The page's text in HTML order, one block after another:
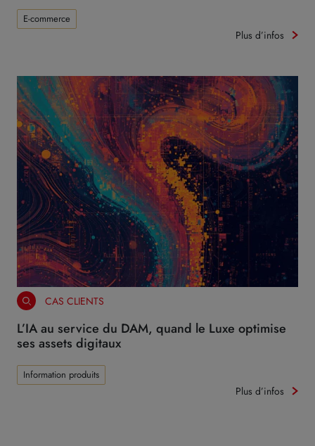
E-commerce
Plus d’infos
CAS CLIENTS
L’IA au service du DAM, quand le Luxe optimise
ses assets digitaux
Information produits
Plus d’infos